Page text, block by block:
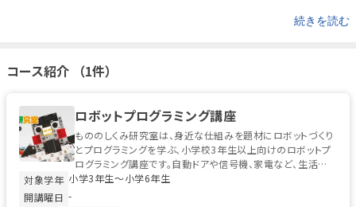
続きを読む
コース紹介 （1件）
ロボットプログラミング講座
もののしくみ研究室は、身近な仕組みを題材にロボットづくり
とプログラミングを学ぶ、小学校3年生以上向けのロボットプ
ログラミング講座です。自動ドアや信号機、家電など、生活の
中にある“しくみ”をテーマ...
対象学年 小学3年生〜小学6年生
開講曜日 -